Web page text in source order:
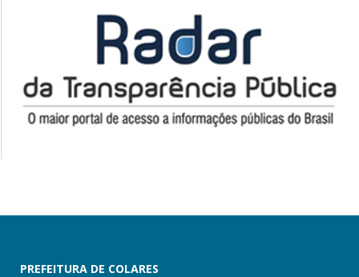
PREFEITURA DE COLARES